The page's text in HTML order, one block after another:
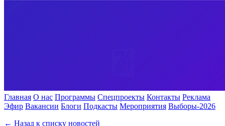
Главная О нас Программы Спецпроекты Контакты Реклама
Эфир Вакансии Блоги Подкасты Мероприятия Выборы-2026
← Назад к списку новостей